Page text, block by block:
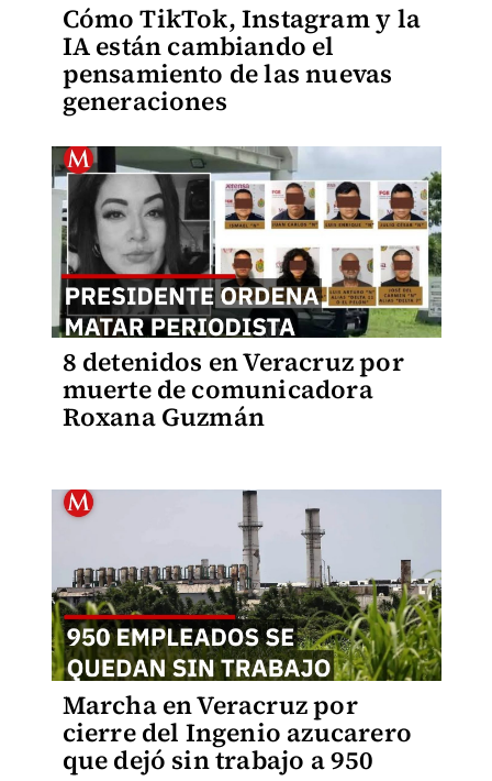
Cómo TikTok, Instagram y la
IA están cambiando el
pensamiento de las nuevas
generaciones
8 detenidos en Veracruz por
muerte de comunicadora
Roxana Guzmán
Marcha en Veracruz por
cierre del Ingenio azucarero
que dejó sin trabajo a 950